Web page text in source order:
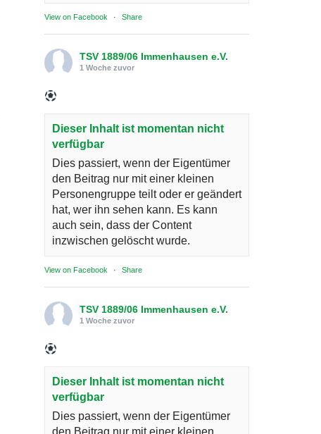
View on Facebook · Share
TSV 1889/06 Immenhausen e.V.
1 Woche zuvor
Dieser Inhalt ist momentan nicht
verfügbar
Dies passiert, wenn der Eigentümer
den Beitrag nur mit einer kleinen
Personengruppe teilt oder er geändert
hat, wer ihn sehen kann. Es kann
auch sein, dass der Content
inzwischen gelöscht wurde.
View on Facebook · Share
TSV 1889/06 Immenhausen e.V.
1 Woche zuvor
Dieser Inhalt ist momentan nicht
verfügbar
Dies passiert, wenn der Eigentümer
den Beitrag nur mit einer kleinen